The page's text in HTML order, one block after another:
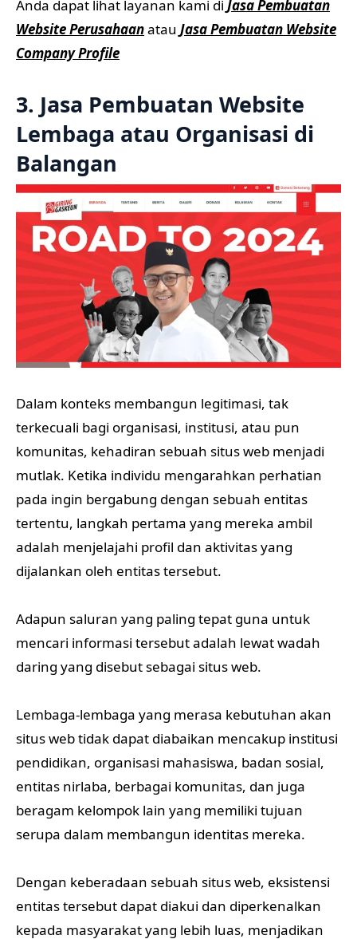
Anda dapat lihat layanan kami di Jasa Pembuatan
Website Perusahaanatau Jasa Pembuatan Website
Company Profile
3. Jasa Pembuatan Website
Lembaga atau Organisasi di
Balangan
Dalam konteks membangun legitimasi, tak
terkecuali bagi organisasi, institusi, atau pun
komunitas, kehadiran sebuah situs web menjadi
mutlak. Ketika individu mengarahkan perhatian
pada ingin bergabung dengan sebuah entitas
tertentu, langkah pertama yang mereka ambil
adalah menjelajahi profil dan aktivitas yang
dijalankan oleh entitas tersebut.
Adapun saluran yang paling tepat guna untuk
mencari informasi tersebut adalah lewat wadah
daring yang disebut sebagai situs web.
Lembaga-lembaga yang merasa kebutuhan akan
situs web tidak dapat diabaikan mencakup institusi
pendidikan, organisasi mahasiswa, badan sosial,
entitas nirlaba, berbagai komunitas, dan juga
beragam kelompok lain yang memiliki tujuan
serupa dalam membangun identitas mereka.
Dengan keberadaan sebuah situs web, eksistensi
entitas tersebut dapat diakui dan diperkenalkan
kepada masyarakat yang lebih luas, menjadikan